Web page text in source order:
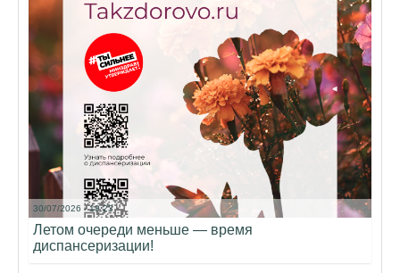
30/07/2026 - 18:23
Летом очереди меньше — время
диспансеризации!